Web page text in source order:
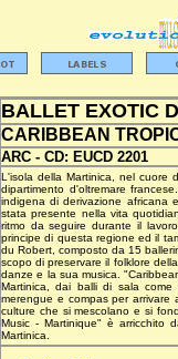
BALLET EXOTIC
CARIBBEAN
ARC - CD: EUCD 2201
L'isola della Martinica, nel cuore
dipartimento d'oltremare
indigena di derivazione africana
stata presente nella vita
ritmo da seguire durante il
principe di questa regione ed il
du Robert, composto da 15
scopo di preservare il folklore
danze e la sua musica.
Martinica, dai balli di sala
merengue e compas per
culture che si mescolano e si
Music - Martinique" è arricchito
Martinica.